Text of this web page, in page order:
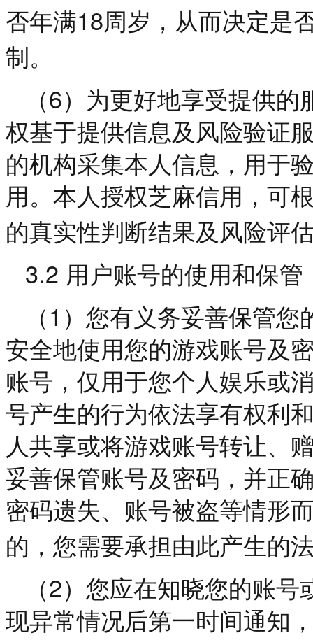
否年满18周岁，从而决定是
制。
（6）为更好地享受提供的
权基于提供信息及风险验证
的机构采集本人信息，用于
用。本人授权芝麻信用，可
的真实性判断结果及风险评
3.2 用户账号的使用和保管
（ 1 ）您有义务妥善保管您
安全地使用您的游戏账号及
账号，仅用于您个人娱乐或
号产生的行为依法享有权利
人共享或将游戏账号转让、
妥善保管账号及密码，并正
密码遗失、账号被盗等情形
的，您需要承担由此产生的
（2）您应在知晓您的账号
现异常情况后第一时间通知